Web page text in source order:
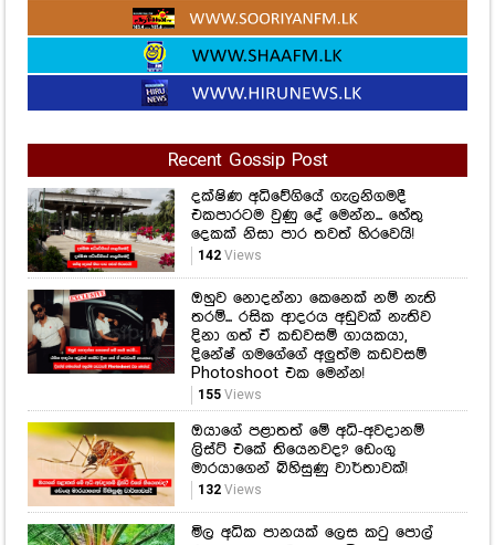
Recent Gossip Post
දක්ෂිණ අධිවේගියේ ගැලනිගමදී
එකපාරටම වුණු දේ මෙන්න... හේතු
දෙකක් නිසා පාර තවත් හිරවෙයි!
142Views
ඔහුව නොදන්නා කෙනෙක් නම් නැති
තරම්... රසික ආදරය අඩුවක් නැතිව
දිනා ගත් ඒ කඩවසම් ගායකයා,
දිනේෂ් ගමගේගේ අලුත්ම කඩවසම්
Photoshoot එක මෙන්න!